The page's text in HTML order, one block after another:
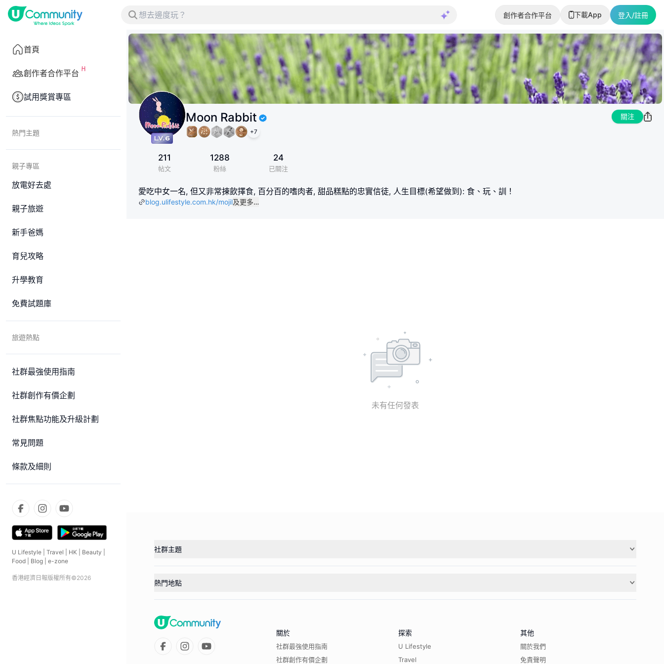
創作者合作平台 下載App 登入/註冊
首頁
創作者合作平台
試用獎賞專區
熱門主題
親子專區
放電好去處
親子旅遊
新手爸媽
育兒攻略
升學教育
免費試題庫
旅遊熱點
社群最強使用指南
社群創作有價企劃
社群焦點功能及升級計劃
常見問題
條款及細則
U Lifestyle Travel HK Beauty
Food
Blog e-zone
香港經濟日報版權所有©2026
Moon Rabbit
+7
關注
211
帖文
1288
粉絲
24
已關注
愛吃中女一名, 但又非常揀飲擇食, 百分百的嗜肉者, 甜品糕點的忠實信徒, 人生目標(希望做到): 食、玩、訓！
blog.ulifestyle.com.hk/mojil及更多…
未有任何發表
社群主題
熱門地點
關於
社群最強使用指南
社群創作有價企劃
探索
U Lifestyle
Travel
其他
關於我們
免責聲明